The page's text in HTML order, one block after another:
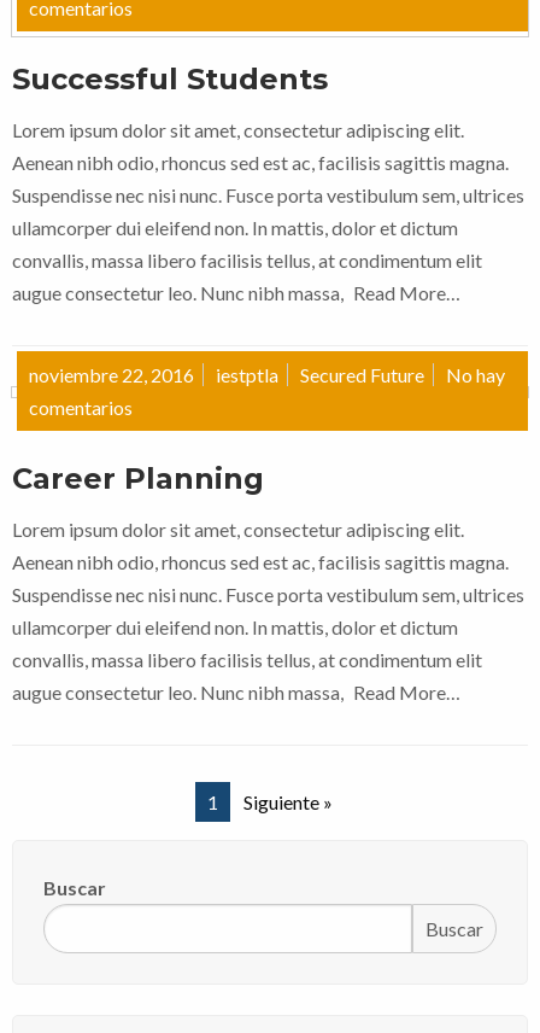
comentarios
Successful Students
Lorem ipsum dolor sit amet, consectetur adipiscing elit.
Aenean nibh odio, rhoncus sed est ac, facilisis sagittis magna.
Suspendisse nec nisi nunc. Fusce porta vestibulum sem, ultrices
ullamcorper dui eleifend non. In mattis, dolor et dictum
convallis, massa libero facilisis tellus, at condimentum elit
augue consectetur leo. Nunc nibh massa, Read More…
noviembre 22, 2016 iestptla Secured Future
No hay
comentarios
Career Planning
Lorem ipsum dolor sit amet, consectetur adipiscing elit.
Aenean nibh odio, rhoncus sed est ac, facilisis sagittis magna.
Suspendisse nec nisi nunc. Fusce porta vestibulum sem, ultrices
ullamcorper dui eleifend non. In mattis, dolor et dictum
convallis, massa libero facilisis tellus, at condimentum elit
augue consectetur leo. Nunc nibh massa, Read More…
1 Siguiente »
Buscar
Buscar